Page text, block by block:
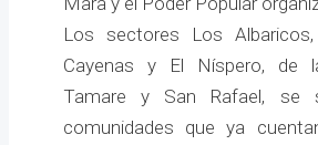
Los sectores Los
Cayenas y El Níspero, de
Tamare y San Rafael, se
comunidades que ya